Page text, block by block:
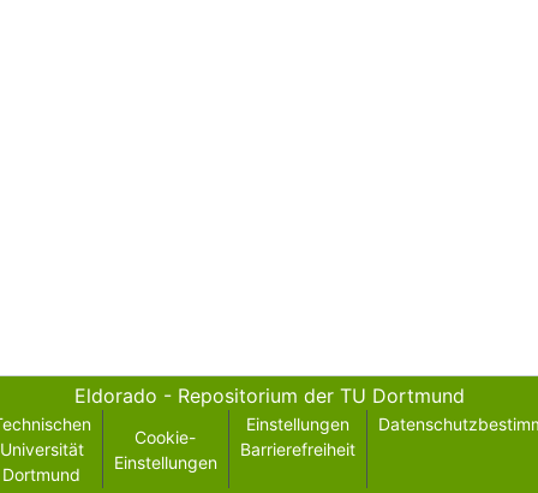
Eldorado - Repositorium der TU Dortmund
Universität
Dortmund
Cookie-
Einstellungen
Einstellungen
Barrierefreiheit